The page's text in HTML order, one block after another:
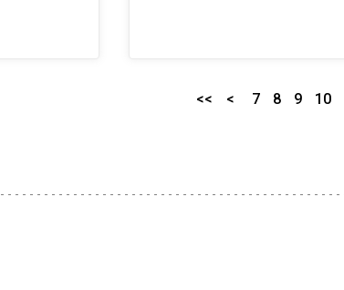
<< < 7 8 9 10